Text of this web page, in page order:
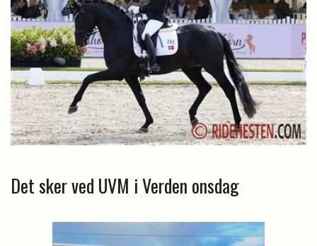
Det sker ved UVM i Verden onsdag